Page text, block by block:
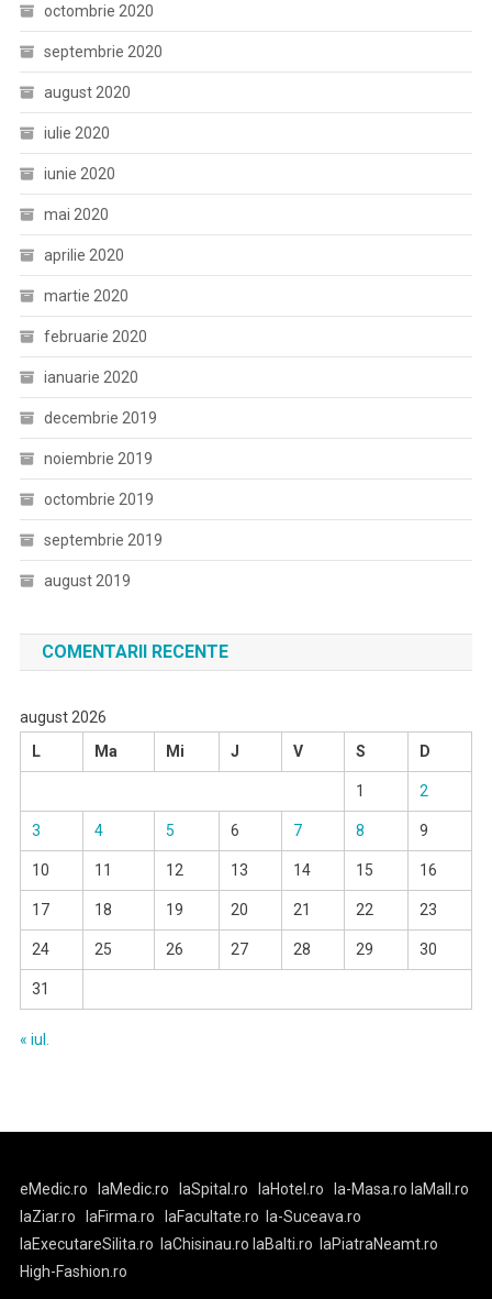
octombrie 2020
septembrie 2020
august 2020
iulie 2020
iunie 2020
mai 2020
aprilie 2020
martie 2020
februarie 2020
ianuarie 2020
decembrie 2019
noiembrie 2019
octombrie 2019
septembrie 2019
august 2019
COMENTARII RECENTE
august 2026
L
Ma Mi J V S D
1 2
3 4 5 6 7 8 9
10 11 12 13 14 15 16
17 18 19 20 21 22 23
24 25 26 27 28 29 30
31
« iul.
eMedic.ro laMedic.ro laSpital.ro laHotel.ro la-Masa.ro laMall.ro
laZiar.ro
laFirma.ro laFacultate.ro
la-Suceava.ro
laExecutareSilita.ro
laChisinau.ro laBalti.ro
laPiatraNeamt.ro
High-Fashion.ro